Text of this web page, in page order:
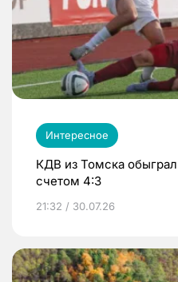
Интересное
КДВ из Томска
счетом 4:3
21:32 / 30.07.26